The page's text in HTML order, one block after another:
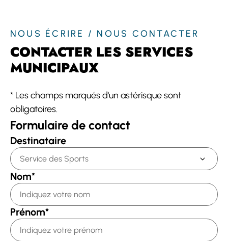
NOUS ÉCRIRE / NOUS CONTACTER
CONTACTER LES SERVICES
MUNICIPAUX
* Les champs marqués d'un astérisque sont
obligatoires.
Formulaire de contact
Destinataire
Nom*
Prénom*